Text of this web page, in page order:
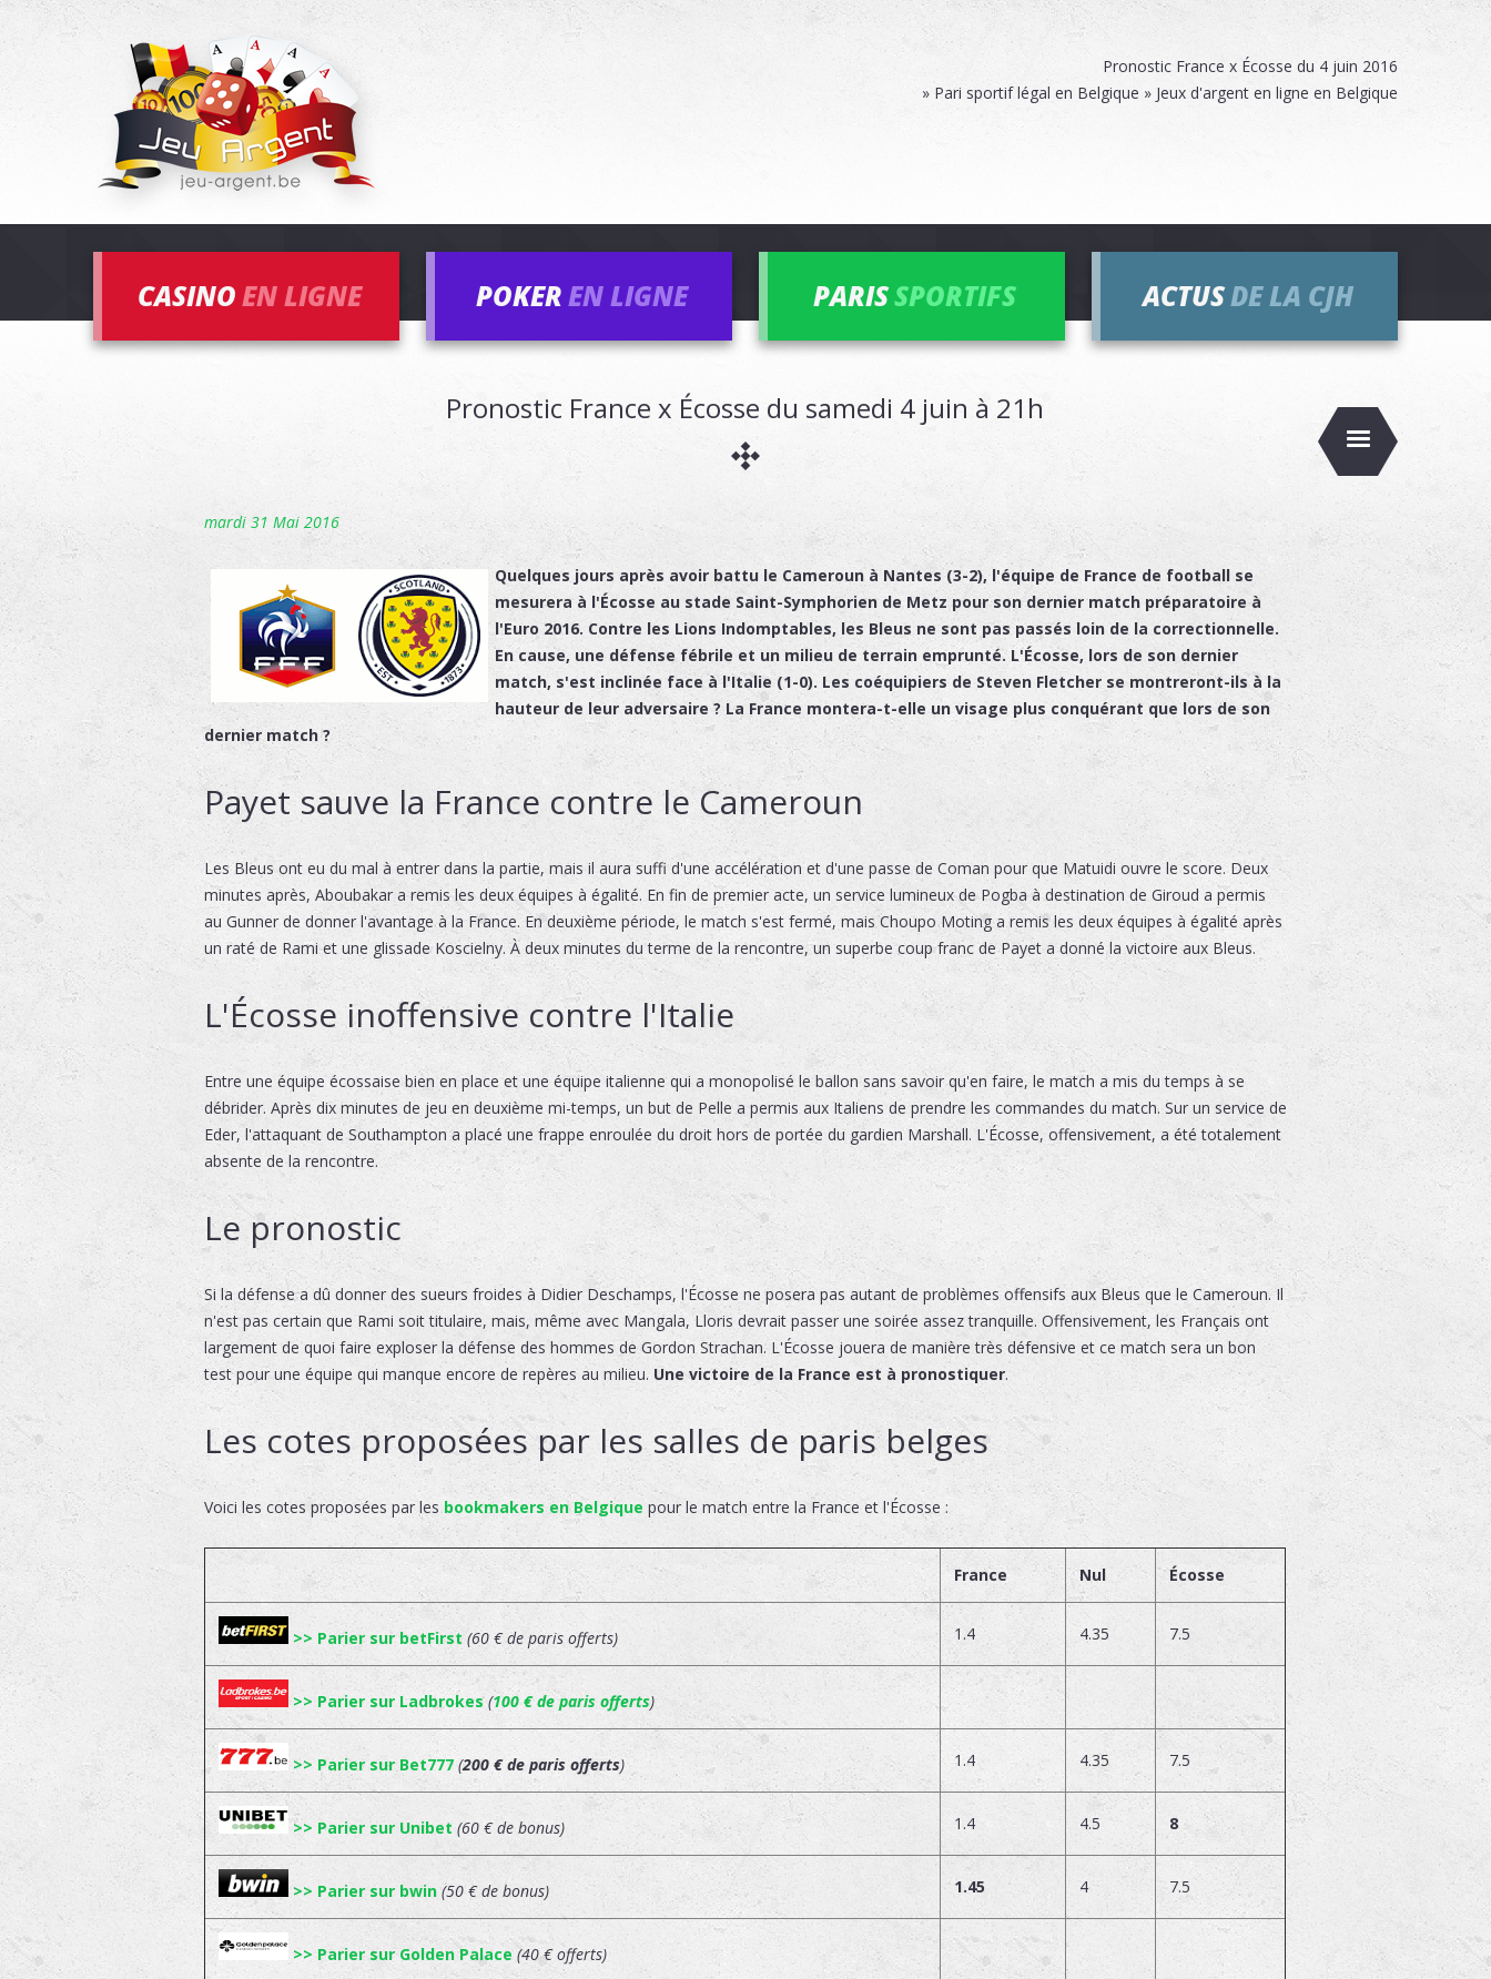
Pronostic France x Écosse du 4 juin 2016
» Pari sportif légal en Belgique » Jeux d'argent en ligne en Belgique
CASINOEN LIGNE POKEREN LIGNE PARISSPORTIFS ACTUSDE LA CJH
Pronostic France x Écosse du samedi 4 juin à 21h
mardi 31 Mai 2016
Quelques jours après avoir battu le Cameroun à Nantes (3-2), l'équipe de France de football se
mesurera à l'Écosse au stade Saint-Symphorien de Metz pour son dernier match préparatoire à
l'Euro 2016. Contre les Lions Indomptables, les Bleus ne sont pas passés loin de la correctionnelle.
En cause, une défense fébrile et un milieu de terrain emprunté. L'Écosse, lors de son dernier
match, s'est inclinée face à l'Italie (1-0). Les coéquipiers de Steven Fletcher se montreront-ils à la
hauteur de leur adversaire ? La France montera-t-elle un visage plus conquérant que lors de son
dernier match ?
Payet sauve la France contre le Cameroun
Les Bleus ont eu du mal à entrer dans la partie, mais il aura suffi d'une accélération et d'une passe de Coman pour que Matuidi ouvre le score. Deux
minutes après, Aboubakar a remis les deux équipes à égalité. En fin de premier acte, un service lumineux de Pogba à destination de Giroud a permis
au Gunner de donner l'avantage à la France. En deuxième période, le match s'est fermé, mais Choupo Moting a remis les deux équipes à égalité après
un raté de Rami et une glissade Koscielny. À deux minutes du terme de la rencontre, un superbe coup franc de Payet a donné la victoire aux Bleus.
L'Écosse inoffensive contre l'Italie
Entre une équipe écossaise bien en place et une équipe italienne qui a monopolisé le ballon sans savoir qu'en faire, le match a mis du temps à se
débrider. Après dix minutes de jeu en deuxième mi-temps, un but de Pelle a permis aux Italiens de prendre les commandes du match. Sur un service de
Eder, l'attaquant de Southampton a placé une frappe enroulée du droit hors de portée du gardien Marshall. L'Écosse, offensivement, a été totalement
absente de la rencontre.
Le pronostic
Si la défense a dû donner des sueurs froides à Didier Deschamps, l'Écosse ne posera pas autant de problèmes offensifs aux Bleus que le Cameroun. Il
n'est pas certain que Rami soit titulaire, mais, même avec Mangala, Lloris devrait passer une soirée assez tranquille. Offensivement, les Français ont
largement de quoi faire exploser la défense des hommes de Gordon Strachan. L'Écosse jouera de manière très défensive et ce match sera un bon
test pour une équipe qui manque encore de repères au milieu. Une victoire de la France est à pronostiquer.
Les cotes proposées par les salles de paris belges
Voici les cotes proposées par les bookmakers en Belgique pour le match entre la France et l'Écosse :
France Nul Écosse
>> Parier sur betFirst (60 € de paris offerts) 1.4 4.35 7.5
>> Parier sur Ladbrokes (100 € de paris offerts)
>> Parier sur Bet777 (200 € de paris offerts) 1.4 4.35 7.5
>> Parier sur Unibet (60 € de bonus) 1.4 4.5 8
>> Parier sur bwin (50 € de bonus) 1.45 4 7.5
>> Parier sur Golden Palace (40 € offerts)